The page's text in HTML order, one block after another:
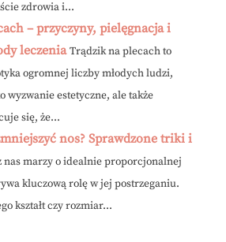
zdrowia i...
– przyczyny, pielęgnacja i
leczenia Trądzik na plecach to
ogromnej liczby młodych ludzi,
wyzwanie estetyczne, ale także
się, że...
nos? Sprawdzone triki i
nas marzy o idealnie proporcjonalnej
kluczową rolę w jej postrzeganiu.
kształt czy rozmiar...